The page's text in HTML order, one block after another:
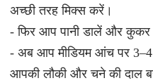
अच्छी तरह मिक्स करें।
- फिर आप पानी डालें और
- अब आप मीडियम आंच पर
आपकी लौकी और चने की दाल